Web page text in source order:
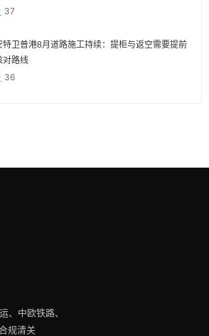
37
特卫普港8月道路施工持续：提柜与返空需要提前
对路线
36
、中欧铁路、
规清关